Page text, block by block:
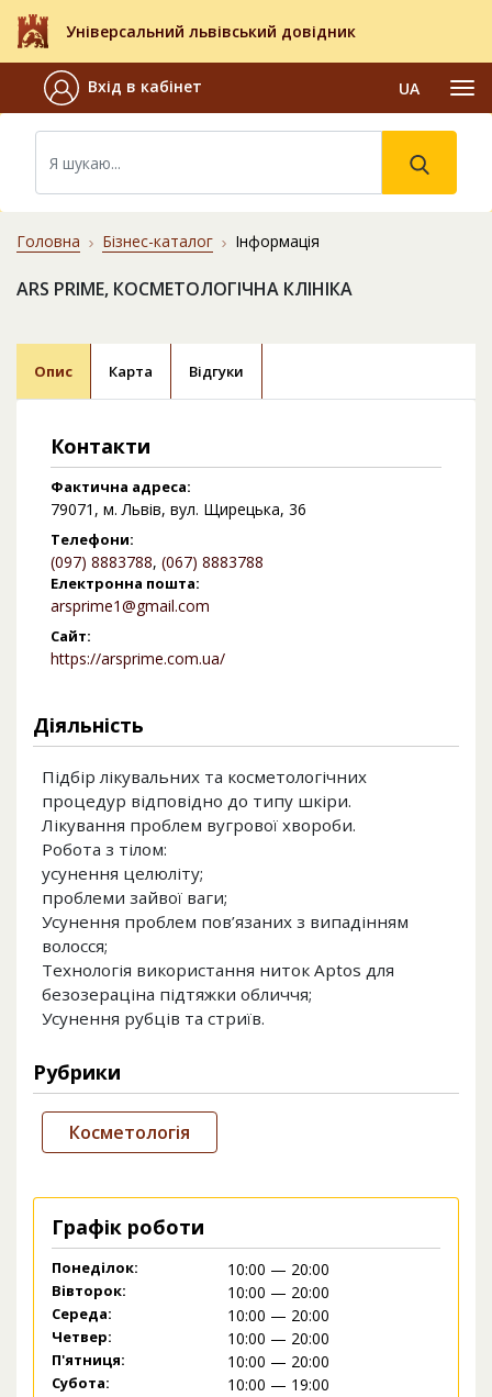
Універсальний львівський довідник
Вхід в кабінет UA
Головна Бізнес-каталог Інформація
АRS PRIME, КОСМЕТОЛОГІЧНА КЛІНІКА
Опис Карта Відгуки
Контакти
Фактична адреса:
79071, м. Львів, вул. Щирецька, 36
Телефони:
(097) 8883788, (067) 8883788
Електронна пошта:
arsprime1@gmail.com
Сайт:
https://arsprime.com.ua/
Діяльність
Підбір лікувальних та косметологічних
процедур відповідно до типу шкіри.
Лікування проблем вугрової хвороби.
Робота з тілом:
усунення целюліту;
проблеми зайвої ваги;
Усунення проблем пов’язаних з випадінням
волосся;
Технологія використання ниток Aptos для
безозераціна підтяжки обличчя;
Усунення рубців та стриїв.
Рубрики
Косметологія
Графік роботи
Понеділок: 10:00 — 20:00
Вівторок: 10:00 — 20:00
Середа: 10:00 — 20:00
Четвер: 10:00 — 20:00
П'ятниця: 10:00 — 20:00
Субота: 10:00 — 19:00